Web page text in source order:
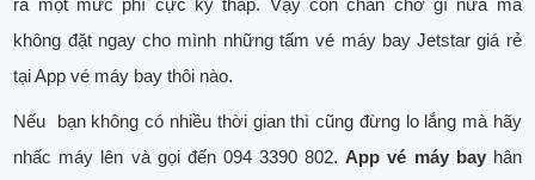
ra một mức phí cực kỳ thấp. Vậy còn chần chờ gì nữa mà
không đặt ngay cho mình những tấm vé máy bay Jetstar giá rẻ
tại App vé máy bay thôi nào.
Nếu bạn không có nhiều thời gian thì cũng đừng lo lắng mà hãy
nhấc máy lên và gọi đến 094 3390 802.App vé máy bayhân